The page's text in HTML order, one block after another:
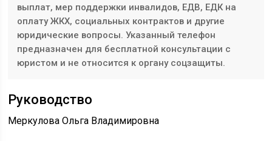
выплат, мер поддержки инвалидов, ЕДВ, ЕДК на
оплату ЖКХ, социальных контрактов и другие
юридические вопросы. Указанный телефон
предназначен для бесплатной консультации с
юристом и не относится к органу соцзащиты.
Руководство
Меркулова Ольга Владимировна